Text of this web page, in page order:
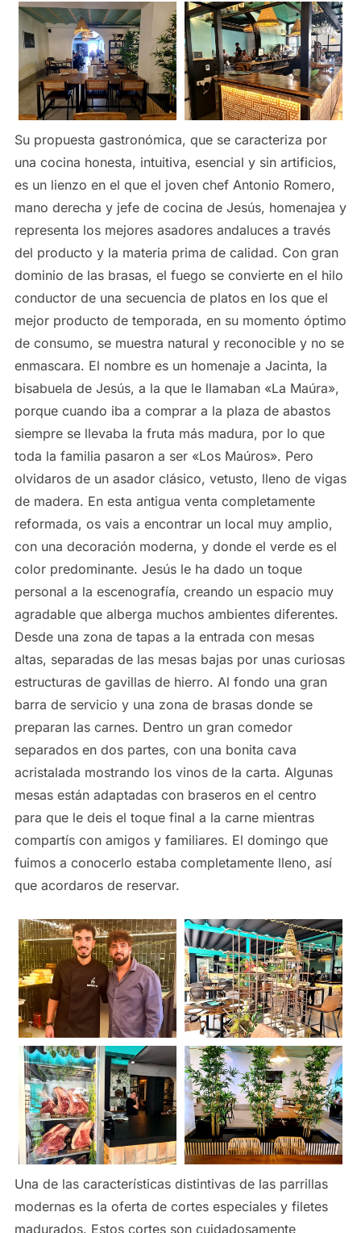
Su propuesta gastronómica, que se caracteriza por
una cocina honesta, intuitiva, esencial y sin artificios,
es un lienzo en el que el joven chef Antonio Romero,
mano derecha y jefe de cocina de Jesús, homenajea y
representa los mejores asadores andaluces a través
del producto y la materia prima de calidad. Con gran
dominio de las brasas, el fuego se convierte en el hilo
conductor de una secuencia de platos en los que el
mejor producto de temporada, en su momento óptimo
de consumo, se muestra natural y reconocible y no se
enmascara. El nombre es un homenaje a Jacinta, la
bisabuela de Jesús, a la que le llamaban «La Maúra»,
porque cuando iba a comprar a la plaza de abastos
siempre se llevaba la fruta más madura, por lo que
toda la familia pasaron a ser «Los Maúros». Pero
olvidaros de un asador clásico, vetusto, lleno de vigas
de madera. En esta antigua venta completamente
reformada, os vais a encontrar un local muy amplio,
con una decoración moderna, y donde el verde es el
color predominante. Jesús le ha dado un toque
personal a la escenografía, creando un espacio muy
agradable que alberga muchos ambientes diferentes.
Desde una zona de tapas a la entrada con mesas
altas, separadas de las mesas bajas por unas curiosas
estructuras de gavillas de hierro. Al fondo una gran
barra de servicio y una zona de brasas donde se
preparan las carnes. Dentro un gran comedor
separados en dos partes, con una bonita cava
acristalada mostrando los vinos de la carta. Algunas
mesas están adaptadas con braseros en el centro
para que le deis el toque final a la carne mientras
compartís con amigos y familiares. El domingo que
fuimos a conocerlo estaba completamente lleno, así
que acordaros de reservar.
Una de las características distintivas de las parrillas
modernas es la oferta de cortes especiales y filetes
madurados. Estos cortes son cuidadosamente